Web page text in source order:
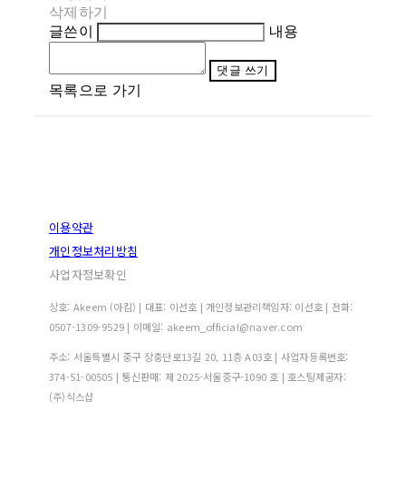
삭제하기
글쓴이
내용
댓글 쓰기
목록으로 가기
이용약관
개인정보처리방침
사업자정보확인
상호: Akeem (아킴) | 대표: 이선호 | 개인정보관리책임자: 이선호 | 전화:
0507-1309-9529 | 이메일: akeem_official@naver.com
주소: 서울특별시 중구 장충단로13길 20, 11층 A03호 | 사업자등록번호:
374-51-00505 | 통신판매: 제 2025-서울중구-1090 호 | 호스팅제공자:
(주)식스샵